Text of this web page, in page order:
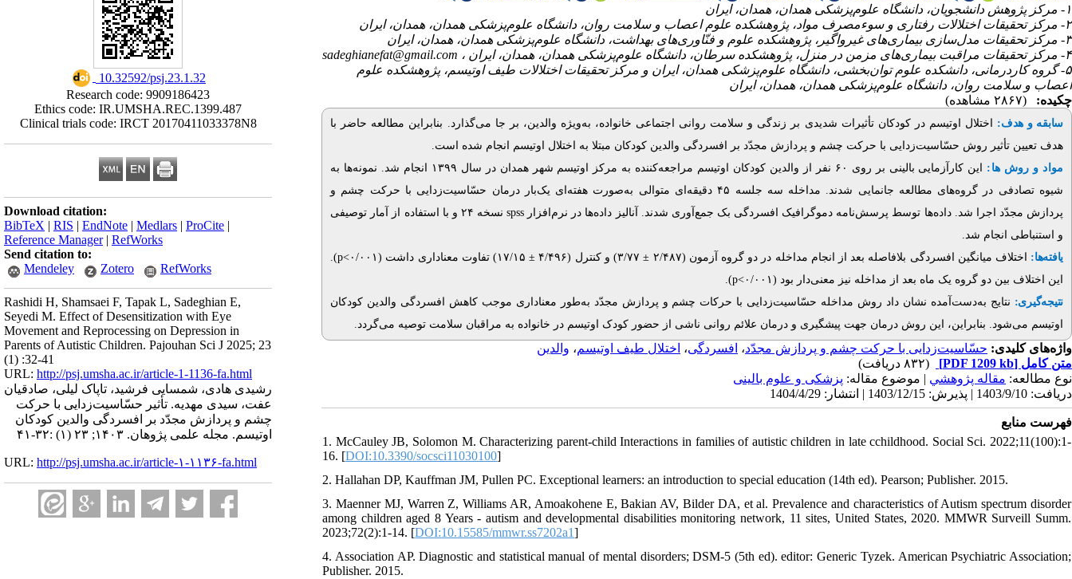
‎ 10.32592/psj.23.1.32
Research code: 9909186423
Ethics code: IR.UMSHA.REC.1399.487
Clinical trials code: IRCT 20170411033378N8
Download citation:
BibTeX | RIS | EndNote | Medlars | ProCite |
Reference Manager| RefWorks
Send citation to:
Mendeley
Zotero RefWorks
Rashidi H, Shamsaei F, Tapak L, Sadeghian E,
Seyedi M. Effect of Desensitization with Eye
Movement and Reprocessing on Depression in
Parents of Autistic Children. Pajouhan Sci J 2025; 23
(1) :32-41
URL: http://psj.umsha.ac.ir/article-1-1136-fa.html
رشیدی هادی، شمسایی فرشید، تاپاک لیلی، صادقیان
عفت، سیدی مهدیه. تأثیر حسّاسیت‌زدایی با حرکت
چشم و پردازش مجدّد بر افسردگی والدین کودکان
اوتیسم. مجله علمی پژوهان. ۱۴۰۳; ۲۳ (۱) :۳۲-۴۱
URL: http://psj.umsha.ac.ir/article-۱-۱۱۳۶-fa.html
۱- مرکز پژوهش دانشجویان، دانشگاه علوم‌پزشکی همدان، همدان، ایران
۲- مرکز تحقیقات اختلالات رفتاری و سوءمصرف مواد، پژوهشکده علوم اعصاب و سلامت روان، دانشگاه علوم‌پزشکی همدان، همدان، ایران
۳- مرکز تحقیقات مدل‌سازی بیماری‌های غیرواگیر، پژوهشکده علوم و فنّاوری‌های بهداشت، دانشگاه علوم‌پزشکی همدان، همدان، ایران
۴- مرکز تحقیقات مراقبت بیماری‌های مزمن در منزل، پژوهشکده سرطان، دانشگاه علوم‌پزشکی همدان، همدان، ایران ،
sadeghianefat@gmail.com
۵- گروه کاردرمانی، دانشکده علوم توان‌بخشی، دانشگاه علوم‌پزشکی همدان، ایران و مرکز تحقیقات اختلالات طیف اوتیسم، پژوهشکده علوم
اعصاب و سلامت روان، دانشگاه علوم‌پزشکی همدان، همدان، ایران
چکیده:
(۲۸۶۷ مشاهده)
سابقه و هدف: اختلال اوتیسم در کودکان تأثیرات شدیدی بر زندگی و سلامت روانی اجتماعی خانواده، به‌ویژه والدین، بر جا می‌گذارد. بنابراین مطالعه حاضر با
هدف تعیین تأثیر روش حسّاسیت‌زدایی با حرکت چشم و پردازش مجدّد بر افسردگی والدین کودکان مبتلا به اختلال اوتیسم انجام شده است.
مواد و روش ها:
این کارآزمایی بالینی بر روی ۶۰ نفر از والدین کودکان اوتیسم مراجعه‌کننده به مرکز اوتیسم شهر همدان در سال ۱۳۹۹ انجام شد. نمونه‌ها به
شیوه تصادفی در گروه‌های مطالعه جانمایی شدند. مداخله
سه جلسه ۴۵ دقیقه‌ای متوالی به‌صورت هفته‌ای یک‌بار درمان حسّاسیت‌زدایی با حرکت چشم و
پردازش مجدّد اجرا شد.داده‌ها توسط پرسش‌نامه دموگرافیک افسردگی بک جمع‌آوری شدند. آنالیز داده‌ها در نرم‌افزار spss
نسخه ۲۴ و با استفاده از آمار توصیفی
و استنباطی انجام شد.
یافته‌ها: اختلاف میانگین افسردگی بلافاصله بعد از انجام مداخله در دو گروه آزمون (۲/۴۸۷ ±۳/۷۷ ) و کنترل (۴/۴۹۶ ±۱۷/۱۵ ) تفاوت معناداری داشت (p<۰/۰۰۱).
این اختلاف بین دو گروه یک ماه بعد از مداخله نیز معنی‌دار بود ( p<۰/۰۰۱).
نتیجه‌گیری: نتایج به‌دست‌آمده نشان داد روش مداخله حسّاسیت‌زدایی با حرکات چشم و پردازش مجدّد به‌طور معناداری موجب کاهش افسردگی والدین کودکان
اوتیسم می‌شود. بنابراین، این روش درمان جهت پیشگیری و درمان علائم روانی ناشی از حضور کودک اوتیسم در خانواده به مراقبان سلامت توصیه می‌گردد.
واژه‌های کلیدی: حسّاسیت‌زدایی با حرکت چشم و پردازش مجدّد، افسردگی، اختلال طیف اوتیسم، والدین
متن کامل [PDF 1209 kb]
(۸۳۲ دریافت)
نوع مطالعه: مقاله پژوهشي | موضوع مقاله: پزشکی و علوم بالینی
دریافت: 1403/9/10 | پذیرش: 1403/12/15 | انتشار: 1404/4/29
فهرست منابع
1. McCauley JB, Solomon M. Characterizing parent-child Interactions in families of autistic children in late cchildhood. Social Sci. 2022;11(100):1-
16. [DOI:10.3390/socsci11030100]
2. Hallahan DP, Kauffman JM, Pullen PC. Exceptional learners: an introduction to special education (14th ed). Pearson; Publisher. 2015.
3. Maenner MJ, Warren Z, Williams AR, Amoakohene E, Bakian AV, Bilder DA, et al. Prevalence and characteristics of Autism spectrum disorder
among children aged 8 Years - autism and developmental disabilities monitoring network, 11 sites, United States, 2020. MMWR Surveill Summ.
2023;72(2):1-14. [DOI:10.15585/mmwr.ss7202a1]
4. Association AP. Diagnostic and statistical manual of mental disorders; DSM-5 (5th ed). editor: Generic Tyzek. American Psychiatric Association;
Publisher. 2015.